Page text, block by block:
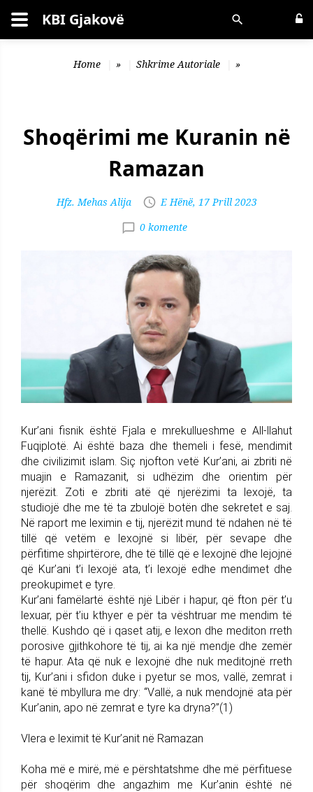
Kërko KBI Gjakovë
Home » Shkrime Autoriale »
Shoqërimi me Kuranin në
Ramazan
Hfz. Mehas Alija
E Hënë, 17 Prill 2023
0 komente
Kur’ani fisnik është Fjala e mrekullueshme e All-llahut
Fuqiplotë. Ai është baza dhe themeli i fesë, mendimit
dhe civilizimit islam. Siç njofton vetë Kur’ani, ai zbriti në
muajin e Ramazanit, si udhëzim dhe orientim për
njerëzit. Zoti e zbriti atë që njerëzimi ta lexojë, ta
studiojë dhe me të ta zbulojë botën dhe sekretet e saj.
Në raport me leximin e tij, njerëzit mund të ndahen në të
tillë që vetëm e lexojnë si libër, për sevape dhe
përfitime shpirtërore, dhe të tillë që e lexojnë dhe lejojnë
që Kur’ani t’i lexojë ata, t’i lexojë edhe mendimet dhe
preokupimet e tyre.
Kur’ani famëlartë është një Libër i hapur, që fton për t’u
lexuar, për t’iu kthyer e për ta vështruar me mendim të
thellë. Kushdo që i qaset atij, e lexon dhe mediton rreth
porosive gjithkohore të tij, ai ka një mendje dhe zemër
të hapur. Ata që nuk e lexojnë dhe nuk meditojnë rreth
tij, Kur’ani i sfidon duke i pyetur se mos, vallë, zemrat i
kanë të mbyllura me dry: “Vallë, a nuk mendojnë ata për
Kur’anin, apo në zemrat e tyre ka dryna?”(1)
Vlera e leximit të Kur’anit në Ramazan
Koha më e mirë, më e përshtatshme dhe më përfituese
për shoqërim dhe angazhim me Kur’anin është në